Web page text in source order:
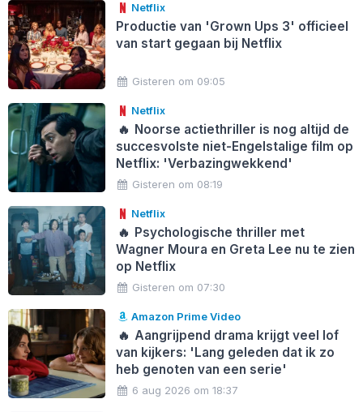
Netflix
Productie van 'Grown Ups 3' officieel
van start gegaan bij Netflix
Gisteren om 09:05
Netflix
🔥 Noorse actiethriller is nog altijd de
succesvolste niet-Engelstalige film op
Netflix: 'Verbazingwekkend'
Gisteren om 08:19
Netflix
🔥 Psychologische thriller met
Wagner Moura en Greta Lee nu te zien
op Netflix
Gisteren om 07:30
Amazon Prime Video
🔥 Aangrijpend drama krijgt veel lof
van kijkers: 'Lang geleden dat ik zo
heb genoten van een serie'
6 aug 2026 om 18:37